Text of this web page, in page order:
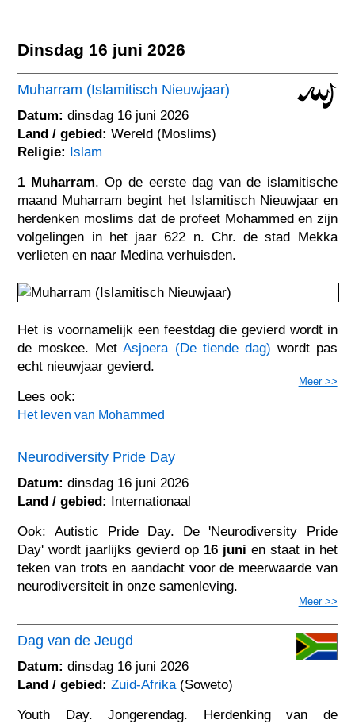
Dinsdag 16 juni 2026
Muharram (Islamitisch Nieuwjaar)
Datum: dinsdag 16 juni 2026
Land / gebied: Wereld (Moslims)
Religie: Islam
1 Muharram. Op de eerste dag van de islamitische
maand Muharram begint het Islamitisch Nieuwjaar en
herdenken moslims dat de profeet Mohammed en zijn
volgelingen in het jaar 622 n. Chr. de stad Mekka
verlieten en naar Medina verhuisden.
Het is voornamelijk een feestdag die gevierd wordt in
de moskee. MetAsjoera (De tiende dag) wordt pas
echt nieuwjaar gevierd.
Meer >>
Lees ook:
Het leven van Mohammed
Neurodiversity Pride Day
Datum: dinsdag 16 juni 2026
Land / gebied: Internationaal
Ook: Autistic Pride Day. De 'Neurodiversity Pride
Day' wordt jaarlijks gevierd op 16 juni en staat in het
teken van trots en aandacht voor de meerwaarde van
neurodiversiteit in onze samenleving.
Meer >>
Dag van de Jeugd
Datum: dinsdag 16 juni 2026
Land / gebied: Zuid-Afrika (Soweto)
Youth Day. Jongerendag. Herdenking van de